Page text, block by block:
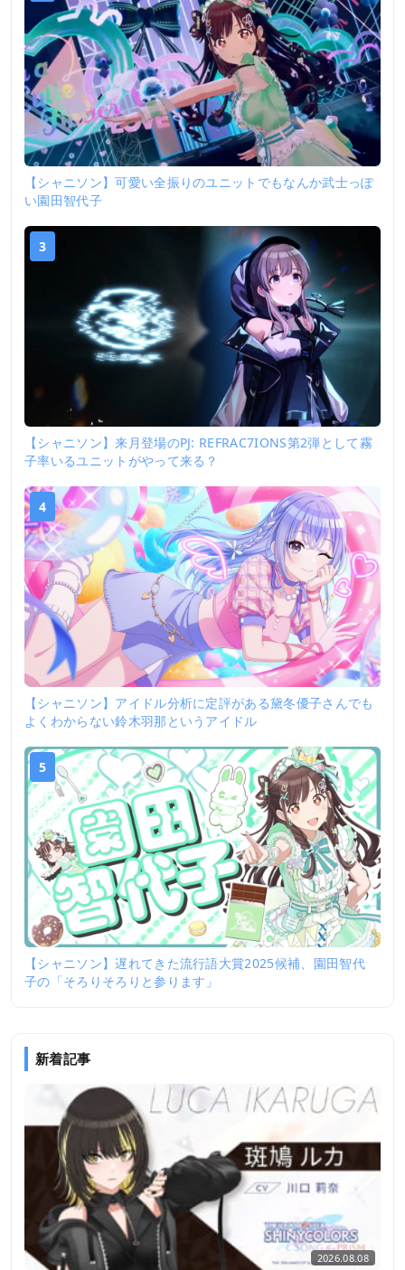
【シャニソン】可愛い全振りのユニットでもなんか武士っぽ
い園田智代子
3
【シャニソン】来月登場のPJ: REFRAC7IONS第2弾として霧
子率いるユニットがやって来る？
4
【シャニソン】アイドル分析に定評がある黛冬優子さんでも
よくわからない鈴木羽那というアイドル
5
【シャニソン】遅れてきた流行語大賞2025候補、園田智代
子の「そろりそろりと参ります」
新着記事
2026.08.08